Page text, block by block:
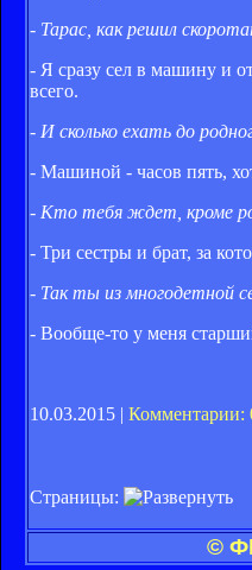
- Тарас, как решил
- Я сразу сел в машину и
всего.
- И сколько ехать до
- Машиной - часов пять,
- Кто тебя ждет, кроме
- Три сестры и брат, за
- Так ты из многодетной
- Вообще-то у меня
10.03.2015 | Комментарии:
Страницы:
©